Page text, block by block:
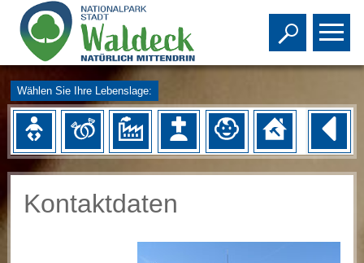
Toggle
Wählen Sie Ihre Lebenslage:
Kontaktdaten